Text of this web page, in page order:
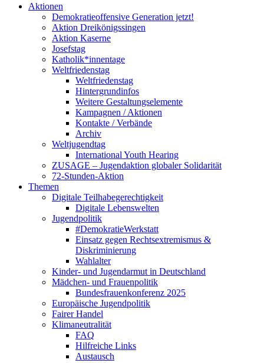
Aktionen
Demokratieoffensive Generation jetzt!
Aktion Dreikönigssingen
Aktion Kaserne
Josefstag
Katholik*innentage
Weltfriedenstag
Weltfriedenstag
Hintergrundinfos
Weitere Gestaltungselemente
Kampagnen / Aktionen
Kontakte / Verbände
Archiv
Weltjugendtag
International Youth Hearing
ZUSAGE – Jugendaktion globaler Solidarität
72-Stunden-Aktion
Themen
Digitale Teilhabegerechtigkeit
Digitale Lebenswelten
Jugendpolitik
#DemokratieWerkstatt
Einsatz gegen Rechtsextremismus &
Diskriminierung
Wahlalter
Kinder- und Jugendarmut in Deutschland
Mädchen- und Frauenpolitik
Bundesfrauenkonferenz 2025
Europäische Jugendpolitik
Fairer Handel
Klimaneutralität
FAQ
Hilfreiche Links
Austausch